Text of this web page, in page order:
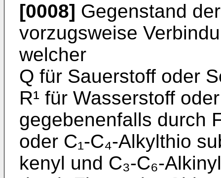
[0008] Gegenstand
vorzugsweise
welcher
Q für Sauerstoff oder
R¹ für Wasserstoff
gege­benenfalls durch
oder C₁-C₄-Alkylthio
kenyl und C₃-C₆-